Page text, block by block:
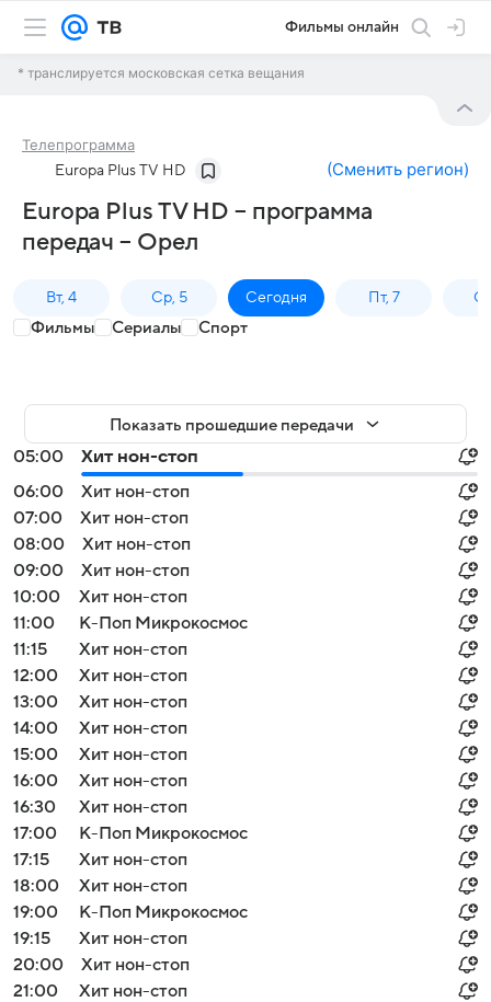
Фильмы онлайн
* транслируется московская сетка вещания
Телепрограмма
Europa Plus TV HD (Сменить регион)
Europa Plus TV HD – программа
передач – Орел
Вт, 4 Ср, 5 Сегодня Пт, 7
Фильмы Сериалы Спорт
Показать прошедшие передачи
05:00
Хит нон-стоп
06:00
Хит нон-стоп
07:00
Хит нон-стоп
08:00
Хит нон-стоп
09:00
Хит нон-стоп
10:00
Хит нон-стоп
11:00
К-Поп Микрокосмос
11:15
Хит нон-стоп
12:00
Хит нон-стоп
13:00
Хит нон-стоп
14:00
Хит нон-стоп
15:00
Хит нон-стоп
16:00
Хит нон-стоп
16:30
Хит нон-стоп
17:00
К-Поп Микрокосмос
17:15
Хит нон-стоп
18:00
Хит нон-стоп
19:00
К-Поп Микрокосмос
19:15
Хит нон-стоп
20:00
Хит нон-стоп
21:00
Хит нон-стоп